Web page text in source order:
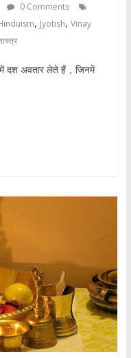
0 Comments
, Jyotish, Vinay
में दश अवतार लेते हैं，जिनमें